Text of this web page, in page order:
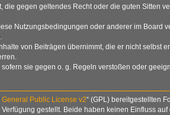
gegen geltendes Recht oder die guten Sitten
Nutzungsbedingungen oder anderer im
von Beiträgen übernimmt, die er nicht selbst
sie gegen o. g. Regeln verstoßen oder
General Public License v2“ (GPL) bereitgestellten
gestellt. Beide haben keinen Einfluss